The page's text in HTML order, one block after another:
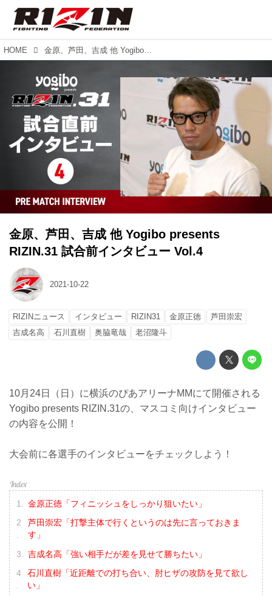
HOME 金原、芦田、吉成 他 Yogibo presents RIZIN.31 試合前インタビュー Vol.4
金原、芦田、吉成 他 Yogibo presents
RIZIN.31 試合前インタビュー Vol.4
2021-10-22
RIZINニュース インタビュー RIZIN31 金原正徳
芦田崇宏
吉成名高
石川直樹 奥脇竜哉 老沼隆斗
10月24日（日）に横浜のぴあアリーナMMにて開催される
Yogibo presents RIZIN.31の、マスコミ向けインタビュー
の内容を公開！
大会前に各選手のインタビューをチェックしよう！
金原正徳「フィニッシュをしっかり狙いたい」
芦田崇宏「打撃主体で行くというのは先に言っておきま
す」
吉成名高「強い相手だが差を見せて勝ちたい」
石川直樹「近距離での打ち合い、肘ヒザの攻防を見て欲し
い」